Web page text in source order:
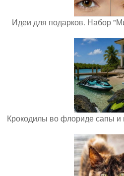
Идеи для подарков. Набор
Крокодилы во флориде сапы и